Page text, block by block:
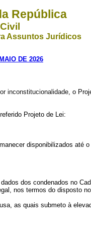
República
Assuntos Jurídicos
DE 2026
inconstitucionalidade, o
Projeto de Lei:
disponibilizados
dos condenados no
nos termos do disposto
as quais submeto à